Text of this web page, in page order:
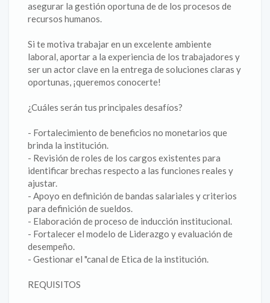
asegurar la gestión oportuna de de los procesos de
recursos humanos.
Si te motiva trabajar en un excelente ambiente
laboral, aportar a la experiencia de los trabajadores y
ser un actor clave en la entrega de soluciones claras y
oportunas, ¡queremos conocerte!
¿Cuáles serán tus principales desafíos?
- Fortalecimiento de beneficios no monetarios que
brinda la institución.
- Revisión de roles de los cargos existentes para
identificar brechas respecto a las funciones reales y
ajustar.
- Apoyo en definición de bandas salariales y criterios
para definición de sueldos.
- Elaboración de proceso de inducción institucional.
- Fortalecer el modelo de Liderazgo y evaluación de
desempeño.
- Gestionar el "canal de Etica de la institución.
REQUISITOS